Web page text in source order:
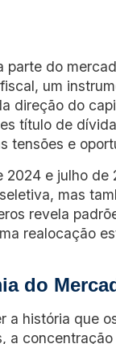
parte do
um
direção do
título de
tensões e
2024 e julho de
mas
revela
realocação
do
a história que
a